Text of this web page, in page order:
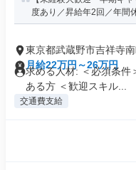
度あり／昇給年2回／年間
東京都武蔵野市吉祥寺
月給22万円～26万円
求める人材: ＜必須条件
ある方 ＜歓迎スキル...
交通費支給